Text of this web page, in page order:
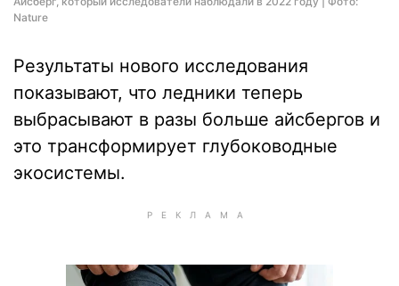
Nature
Результаты нового исследования
показывают, что ледники теперь
выбрасывают в разы больше айсбергов и
это трансформирует глубоководные
экосистемы.